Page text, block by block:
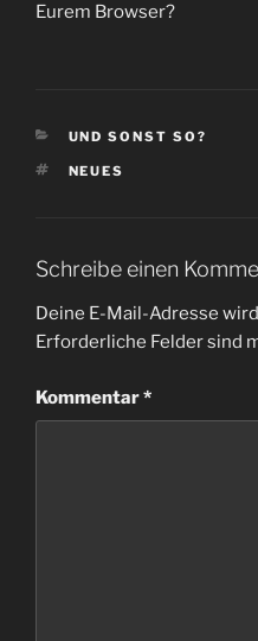
Eurem Browser?
KATEGORIEN
UND SONST SO?
SCHLAGWÖRTER
NEUES
Schreibe einen
Deine E-Mail-Adresse
Erforderliche Felder sind
Kommentar*